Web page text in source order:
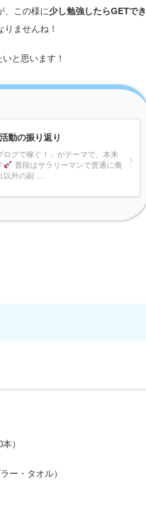
、この様に少し勉強したらGETでき
ませんね！
と思います！
動の振り返り
グで稼ぐ！」がテーマで、本来
普段はサラリーマンで普通に働
以外の副 ...
）
ー・タオル）